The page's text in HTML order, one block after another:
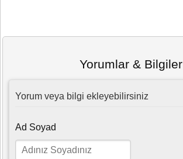
Yorumlar & Bilgiler
Yorum veya bilgi ekleyebilirsiniz
Ad Soyad